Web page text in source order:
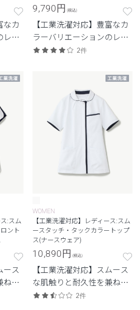
なカ
レデ
9,790円 (税込)
【工業洗濯対応】豊富なカ
ラーバリエーションのレデ
ィーススクラブ
2件
:スム
ント
ース
ね備
WOMEN
【工業洗濯対応】レディース:スム
ースタッチ・タックカラートップ
ス(ナースウェア)
10,890円 (税込)
【工業洗濯対応】スムース
な肌触りと耐久性を兼ね備
えたシリーズ2件